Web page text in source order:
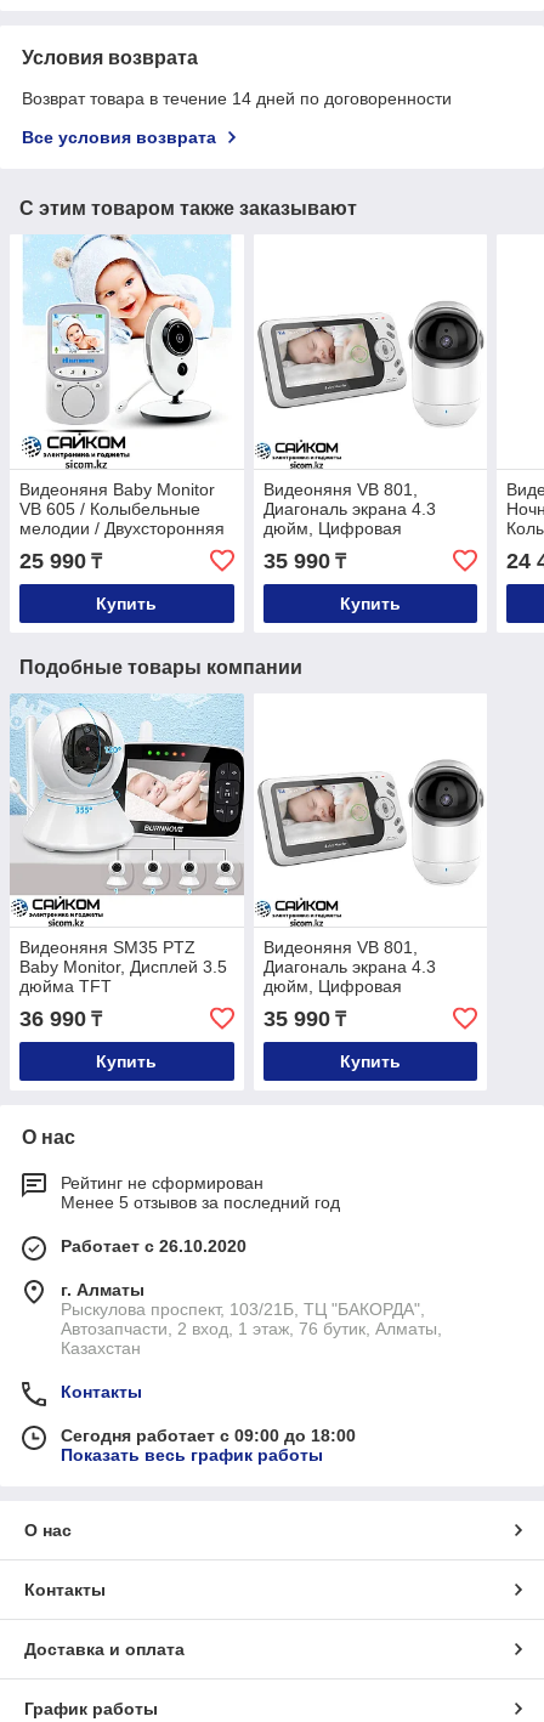
Условия возврата
Возврат товара в течение 14 дней по договоренности
Все условия возврата
С этим товаром также заказывают
Видеоняня Baby Monitor
VB 605 / Колыбельные
мелодии / Двухсторонняя
25 990 ₸
Купить
Видеоняня VB 801,
Диагональ экрана 4.3
дюйм, Цифровая
35 990₸
Купить
24
Подобные товары компании
Видеоняня SM35 PTZ
Baby Monitor, Дисплей 3.5
дюйма TFT
36 990 ₸
Купить
Видеоняня VB 801,
Диагональ экрана 4.3
дюйм, Цифровая
35 990₸
Купить
О нас
Рейтинг не сформирован
Менее 5 отзывов за последний год
Работает с 26.10.2020
г. Алматы
Рыскулова проспект, 103/21Б, ТЦ "БАКОРДА",
Автозапчасти, 2 вход, 1 этаж, 76 бутик, Алматы,
Казахстан
Контакты
Сегодня работает с 09:00 до 18:00
Показать весь график работы
О нас
Контакты
Доставка и оплата
График работы